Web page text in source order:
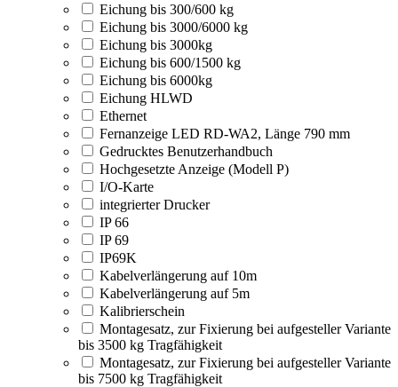
Eichung bis 300/600 kg
Eichung bis 3000/6000 kg
Eichung bis 3000kg
Eichung bis 600/1500 kg
Eichung bis 6000kg
Eichung HLWD
Ethernet
Fernanzeige LED RD-WA2, Länge 790 mm
Gedrucktes Benutzerhandbuch
Hochgesetzte Anzeige (Modell P)
I/O-Karte
integrierter Drucker
IP 66
IP 69
IP69K
Kabelverlängerung auf 10m
Kabelverlängerung auf 5m
Kalibrierschein
Montagesatz, zur Fixierung bei aufgesteller Variante
bis 3500 kg Tragfähigkeit
Montagesatz, zur Fixierung bei aufgesteller Variante
bis 7500 kg Tragfähigkeit